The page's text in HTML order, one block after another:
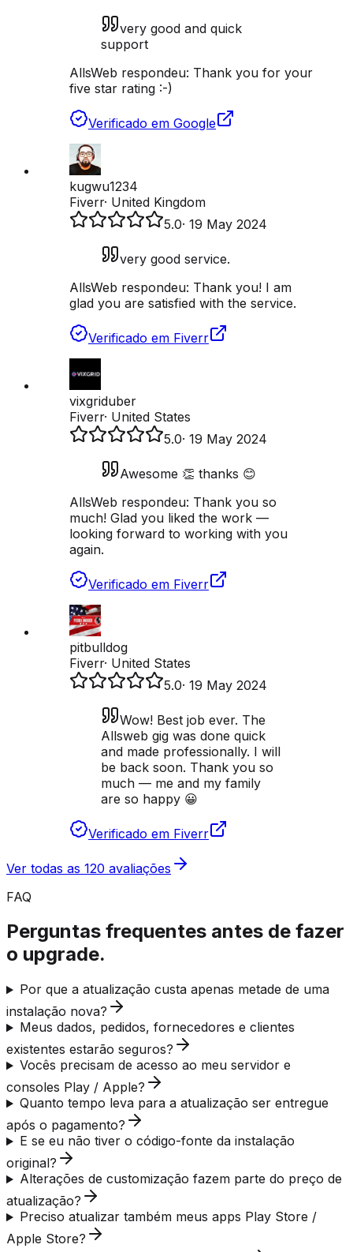
very good and quick
support
AllsWeb respondeu: Thank you for your
five star rating :-)
Verificado em Google
kugwu1234
Fiverr· United Kingdom
5.0· 19 May 2024
very good service.
AllsWeb respondeu: Thank you! I am
glad you are satisfied with the service.
Verificado em Fiverr
vixgriduber
Fiverr· United States
5.0· 19 May 2024
Awesome 👏 thanks 😊
AllsWeb respondeu: Thank you so
much! Glad you liked the work —
looking forward to working with you
again.
Verificado em Fiverr
pitbulldog
Fiverr· United States
5.0· 19 May 2024
Wow! Best job ever. The
Allsweb gig was done quick
and made professionally. I will
be back soon. Thank you so
much — me and my family
are so happy 😀
Verificado em Fiverr
Ver todas as 120 avaliações
FAQ
Perguntas frequentes antes de fazer
o upgrade.
Por que a atualização custa apenas metade de uma
instalação nova?
Meus dados, pedidos, fornecedores e clientes
existentes estarão seguros?
Vocês precisam de acesso ao meu servidor e
consoles Play / Apple?
Quanto tempo leva para a atualização ser entregue
após o pagamento?
E se eu não tiver o código-fonte da instalação
original?
Alterações de customização fazem parte do preço de
atualização?
Preciso atualizar também meus apps Play Store /
Apple Store?